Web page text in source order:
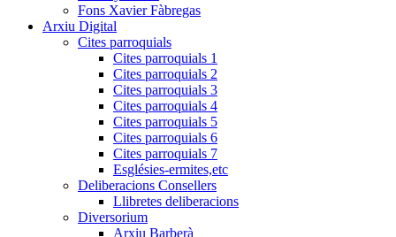
Fons Xavier Fàbregas
Arxiu Digital
Cites parroquials
Cites parroquials 1
Cites parroquials 2
Cites parroquials 3
Cites parroquials 4
Cites parroquials 5
Cites parroquials 6
Cites parroquials 7
Esglésies-ermites,etc
Deliberacions Consellers
Llibretes deliberacions
Diversorium
Arxiu Barberà